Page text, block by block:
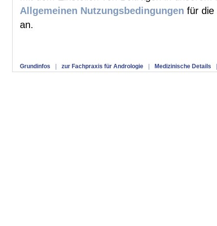
Allgemeinen Nutzungsbedingungen für die
an.
Grundinfos | zur Fachpraxis für Andrologie | Medizinische Details |